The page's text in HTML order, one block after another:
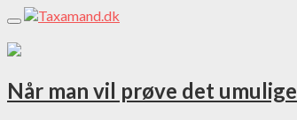
Toggle
navigation
Når man vil prøve det umulige